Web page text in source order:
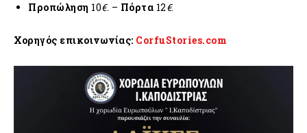
Προπώληση 10€. – Πόρτα 12€.
Χορηγός επικοινωνίας: CorfuStories.com